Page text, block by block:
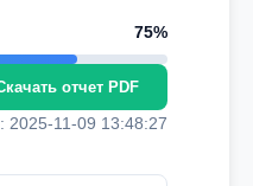
75%
отчет PDF
2025-11-09 13:48:27